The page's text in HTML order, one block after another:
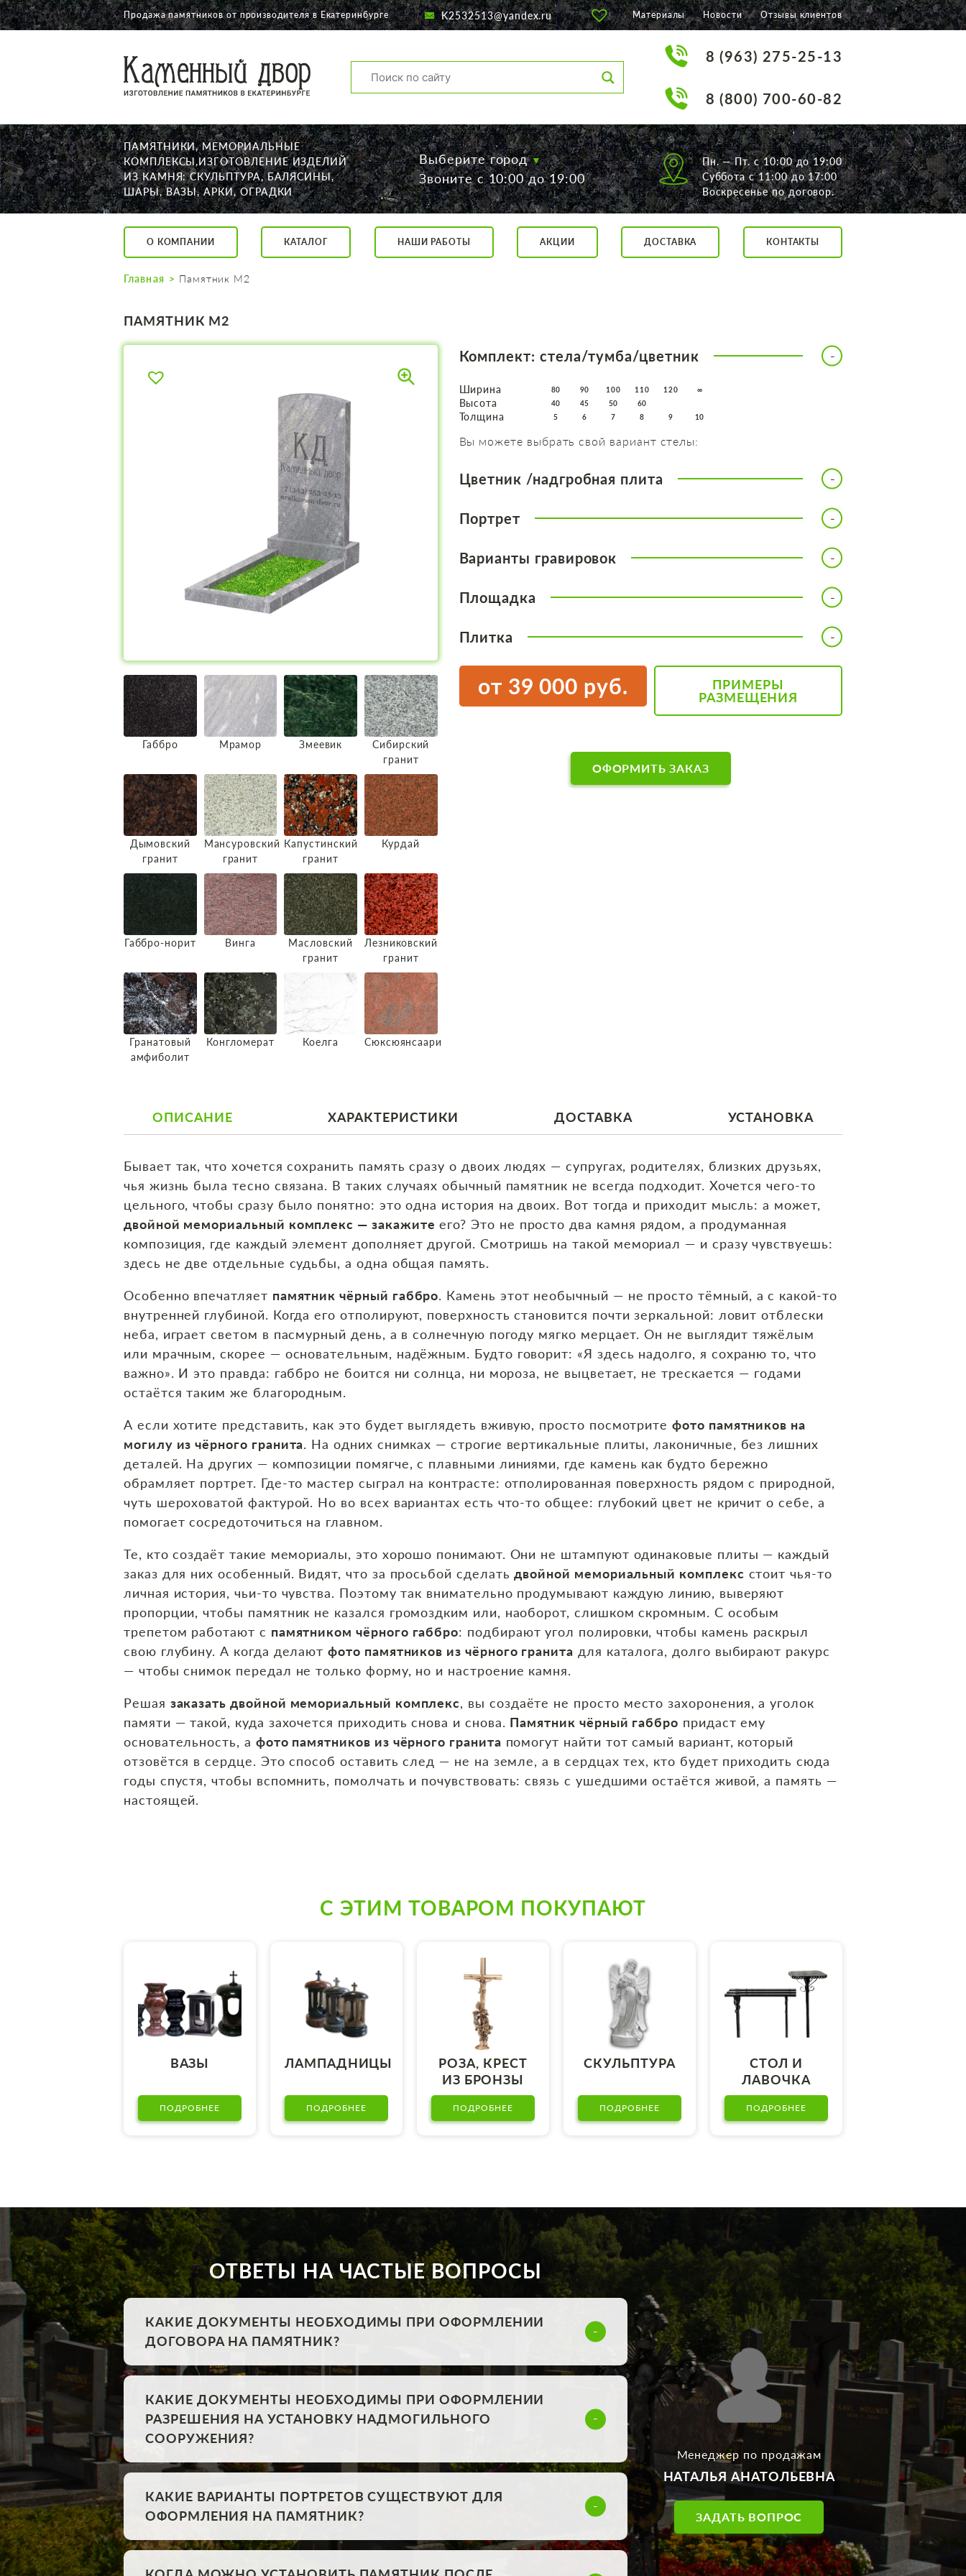
О КОМПАНИИ
КАТАЛОГ
НАШИ РАБОТЫ
АКЦИИ
ДОСТАВКА
КОНТАКТЫ
K2532513@yandex.ru
Екатеринбург, Щорса, 56
Суббота с 11:00 до 17:00
Продажа памятников от производителя в Екатеринбурге K2532513@yandex.ru Материалы Новости Отзывы клиентов
8 (963) 275-25-13
8 (800) 700-60-82
ПАМЯТНИКИ, МЕМОРИАЛЬНЫЕ
КОМПЛЕКСЫ,ИЗГОТОВЛЕНИЕ ИЗДЕЛИЙ
ИЗ КАМНЯ: СКУЛЬПТУРА, БАЛЯСИНЫ,
ШАРЫ, ВАЗЫ, АРКИ, ОГРАДКИ
Выберите город
Звоните с 10:00 до 19:00
Пн. — Пт. с 10:00 до 19:00
Суббота с 11:00 до 17:00
Воскресенье по договор.
О КОМПАНИИ КАТАЛОГ НАШИ РАБОТЫ АКЦИИ ДОСТАВКА КОНТАКТЫ
Главная Памятник М2
ПАМЯТНИК М2
Габбро Мрамор Змеевик
Сибирский
гранит
Дымовский
гранит
Мансуровский
гранит
Капустинский
гранит
Курдай
Габбро-норит Винга
Масловский
гранит
Лезниковский
гранит
Гранатовый
амфиболит
Конгломерат Коелга Сюксюянсаари
Комплект: стела/тумба/цветник
Ширина 80 90 100 110 120 ∞
Высота 40 45 50 60
Толщина 5 6 7 8 9 10
Вы можете выбрать свой вариант стелы:
Цветник /надгробная плита
Портрет
Варианты гравировок
Площадка
Плитка
от 39 000 руб.
ПРИМЕРЫ
РАЗМЕЩЕНИЯ
ОФОРМИТЬ ЗАКАЗ
ОПИСАНИЕ ХАРАКТЕРИСТИКИ ДОСТАВКА УСТАНОВКА
Бывает так, что хочется сохранить память сразу о двоих людях — супругах, родителях, близких друзьях,
чья жизнь была тесно связана. В таких случаях обычный памятник не всегда подходит. Хочется чего‑то
цельного, чтобы сразу было понятно: это одна история на двоих. Вот тогда и приходит мысль: а может,
двойной мемориальный комплекс — закажите его? Это не просто два камня рядом, а продуманная
композиция, где каждый элемент дополняет другой. Смотришь на такой мемориал — и сразу чувствуешь:
здесь не две отдельные судьбы, а одна общая память.
Особенно впечатляет памятник чёрный габбро. Камень этот необычный — не просто тёмный, а с какой‑то
внутренней глубиной. Когда его отполируют, поверхность становится почти зеркальной: ловит отблески
неба, играет светом в пасмурный день, а в солнечную погоду мягко мерцает. Он не выглядит тяжёлым
или мрачным, скорее — основательным, надёжным. Будто говорит: «Я здесь надолго, я сохраню то, что
важно». И это правда: габбро не боится ни солнца, ни мороза, не выцветает, не трескается — годами
остаётся таким же благородным.
А если хотите представить, как это будет выглядеть вживую, просто посмотритефото памятников на
могилу из чёрного гранита. На одних снимках — строгие вертикальные плиты, лаконичные, без лишних
деталей. На других — композиции помягче, с плавными линиями, где камень как будто бережно
обрамляет портрет. Где‑то мастер сыграл на контрасте: отполированная поверхность рядом с природной,
чуть шероховатой фактурой. Но во всех вариантах есть что‑то общее: глубокий цвет не кричит о себе, а
помогает сосредоточиться на главном.
Те, кто создаёт такие мемориалы, это хорошо понимают. Они не штампуют одинаковые плиты — каждый
заказ для них особенный. Видят, что за просьбой сделатьдвойной мемориальный комплекс стоит чья‑то
личная история, чьи‑то чувства. Поэтому так внимательно продумывают каждую линию, выверяют
пропорции, чтобы памятник не казался громоздким или, наоборот, слишком скромным. С особым
трепетом работают с памятником чёрного габбро: подбирают угол полировки, чтобы камень раскрыл
свою глубину. А когда делаютфото памятников из чёрного гранита для каталога, долго выбирают ракурс
— чтобы снимок передал не только форму, но и настроение камня.
Решая заказать двойной мемориальный комплекс, вы создаёте не просто место захоронения, а уголок
памяти — такой, куда захочется приходить снова и снова. Памятник чёрный габбро придаст ему
основательность, а фото памятников из чёрного гранита помогут найти тот самый вариант, который
отзовётся в сердце. Это способ оставить след — не на земле, а в сердцах тех, кто будет приходить сюда
годы спустя, чтобы вспомнить, помолчать и почувствовать: связь с ушедшими остаётся живой, а память —
настоящей.
С ЭТИМ ТОВАРОМ ПОКУПАЮТ
ВАЗЫ
ПОДРОБНЕЕ
ЛАМПАДНИЦЫ
ПОДРОБНЕЕ
РОЗА, КРЕСТ
ИЗ БРОНЗЫ
ПОДРОБНЕЕ
СКУЛЬПТУРА
ПОДРОБНЕЕ
СТОЛ И
ЛАВОЧКА
ПОДРОБНЕЕ
ОТВЕТЫ НА ЧАСТЫЕ ВОПРОСЫ
КАКИЕ ДОКУМЕНТЫ НЕОБХОДИМЫ ПРИ ОФОРМЛЕНИИ
ДОГОВОРА НА ПАМЯТНИК?
КАКИЕ ДОКУМЕНТЫ НЕОБХОДИМЫ ПРИ ОФОРМЛЕНИИ
РАЗРЕШЕНИЯ НА УСТАНОВКУ НАДМОГИЛЬНОГО
СООРУЖЕНИЯ?
КАКИЕ ВАРИАНТЫ ПОРТРЕТОВ СУЩЕСТВУЮТ ДЛЯ
ОФОРМЛЕНИЯ НА ПАМЯТНИК?
Менеджер по продажам
НАТАЛЬЯ АНАТОЛЬЕВНА
ЗАДАТЬ ВОПРОС